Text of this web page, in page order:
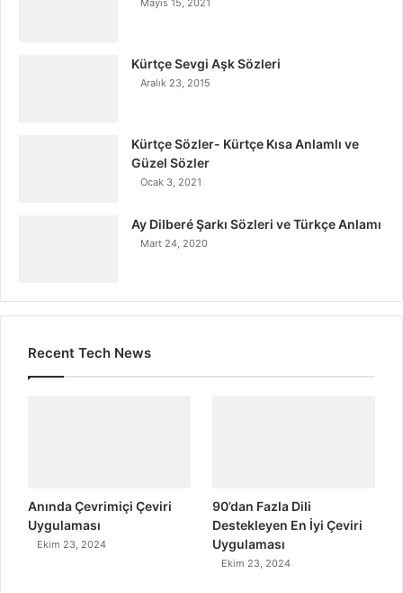
Mayıs 15, 2021
Kürtçe Sevgi Aşk Sözleri
Aralık 23, 2015
Kürtçe Sözler- Kürtçe Kısa Anlamlı ve
Güzel Sözler
Ocak 3, 2021
Ay Dilberé Şarkı Sözleri ve Türkçe Anlamı
Mart 24, 2020
Recent Tech News
Anında Çevrimiçi Çeviri
Uygulaması
Ekim 23, 2024
90’dan Fazla Dili
Destekleyen En İyi Çeviri
Uygulaması
Ekim 23, 2024